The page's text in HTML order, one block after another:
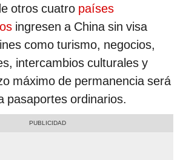
otros cuatro países
ingresen a China sin visa
como turismo, negocios,
intercambios culturales y
máximo de permanencia será
pasaportes ordinarios.